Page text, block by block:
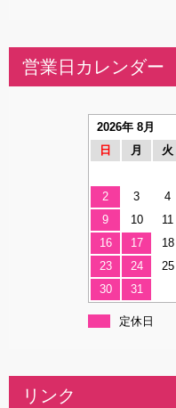
営業日カレンダー
2026年 8月
日
月 火
2
3 4
9
10 11
16
17 18
23
24 25
30
31
定休日
リンク